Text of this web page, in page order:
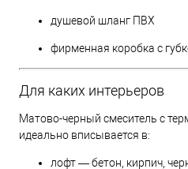
душевой шланг ПВХ
фирменная коробка с
Для каких интерьеров
Матово-черный смеситель с
идеально вписывается в:
лофт — бетон, кирпич,